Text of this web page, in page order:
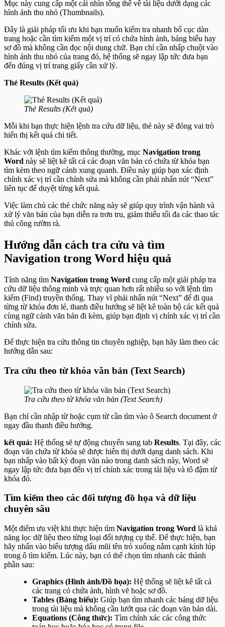
Mục này cung cấp một cái nhìn tổng thể về tài liệu dưới dạng các
hình ảnh thu nhỏ (Thumbnails).
Đây là giải pháp tối ưu khi bạn muốn kiểm tra nhanh bố cục dàn
trang hoặc cần tìm kiếm một vị trí có chứa hình ảnh, bảng biểu hay
sơ đồ mà không cần đọc nội dung chữ. Bạn chỉ cần nhấp chuột vào
hình ảnh thu nhỏ của trang đó, hệ thống sẽ ngay lập tức đưa bạn
đến đúng vị trí trang giấy cần xử lý.
Thẻ Results (Kết quả)
Thẻ Results (Kết quả)
Mỗi khi bạn thực hiện lệnh tra cứu dữ liệu, thẻ này sẽ đóng vai trò
hiển thị kết quả chi tiết.
Khác với lệnh tìm kiếm thông thường, mục Navigation trong
Word này sẽ liệt kê tất cả các đoạn văn bản có chứa từ khóa bạn
tìm kèm theo ngữ cảnh xung quanh. Điều này giúp bạn xác định
chính xác vị trí cần chỉnh sửa mà không cần phải nhấn nút “Next”
liên tục để duyệt từng kết quả.
Việc làm chủ các thẻ chức năng này sẽ giúp quy trình vận hành và
xử lý văn bản của bạn diễn ra trơn tru, giảm thiểu tối đa các thao tác
thủ công rườm rà.
Hướng dẫn cách tra cứu và tìm
Navigation trong Word hiệu quả
Tính năng tìm Navigation trong Word cung cấp một giải pháp tra
cứu dữ liệu thông minh và trực quan hơn rất nhiều so với lệnh tìm
kiếm (Find) truyền thống. Thay vì phải nhấn nút “Next” để đi qua
từng từ khóa đơn lẻ, thanh điều hướng sẽ liệt kê toàn bộ các kết quả
cùng ngữ cảnh văn bản đi kèm, giúp bạn định vị chính xác vị trí cần
chỉnh sửa.
Để thực hiện tra cứu thông tin chuyên nghiệp, bạn hãy làm theo các
hướng dẫn sau:
Tra cứu theo từ khóa văn bản (Text Search)
Tra cứu theo từ khóa văn bản (Text Search)
Bạn chỉ cần nhập từ hoặc cụm từ cần tìm vào ô Search document ở
ngay đầu thanh điều hướng.
kết quả: Hệ thống sẽ tự động chuyển sang tab Results. Tại đây, các
đoạn văn chứa từ khóa sẽ được hiển thị dưới dạng danh sách. Khi
bạn nhấp vào bất kỳ đoạn văn nào trong danh sách này, Word sẽ
ngay lập tức đưa bạn đến vị trí chính xác trong tài liệu và tô đậm từ
khóa đó.
Tìm kiếm theo các đối tượng đồ họa và dữ liệu
chuyên sâu
Một điểm ưu việt khi thực hiện tìm Navigation trong Word là khả
năng lọc dữ liệu theo từng loại đối tượng cụ thể. Để thực hiện, bạn
hãy nhấn vào biểu tượng dấu mũi tên trỏ xuống nằm cạnh kính lúp
trong ô tìm kiếm. Lúc này, bạn có thể chọn tìm nhanh các thành
phần sau:
Graphics (Hình ảnh/Đồ họa): Hệ thống sẽ liệt kê tất cả
các trang có chứa ảnh, hình vẽ hoặc sơ đồ.
Tables (Bảng biểu): Giúp bạn tìm nhanh các bảng dữ liệu
trong tài liệu mà không cần lướt qua các đoạn văn bản dài.
Equations (Công thức): Tìm chính xác các công thức